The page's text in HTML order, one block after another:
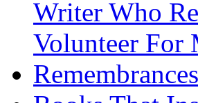
Writer Who
Volunteer For